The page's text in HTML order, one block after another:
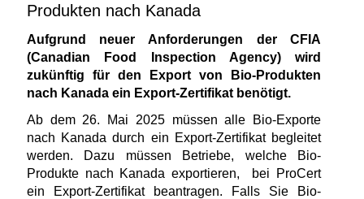
Produkten nach Kanada
Aufgrund neuer Anforderungen der CFIA
(Canadian Food Inspection Agency) wird
zukünftig für den Export von Bio-Produkten
nach Kanada ein Export-Zertifikat benötigt.
Ab dem 26. Mai 2025 müssen alle Bio-Exporte
nach Kanada durch ein Export-Zertifikat begleitet
werden. Dazu müssen Betriebe, welche Bio-
Produkte nach Kanada exportieren, bei ProCert
ein Export-Zertifikat beantragen. Falls Sie Bio-